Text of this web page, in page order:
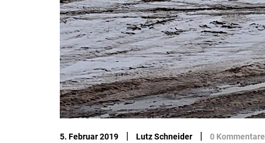
5. Februar 2019 | Lutz Schneider | 0 Kommentare